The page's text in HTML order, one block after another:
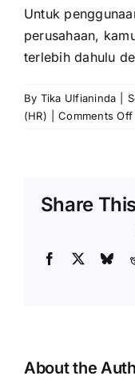
Untuk
perusahaan,
terlebih dahulu
By Tika Ulfianinda
(HR)
Comments Off
Share
Facebook
About the